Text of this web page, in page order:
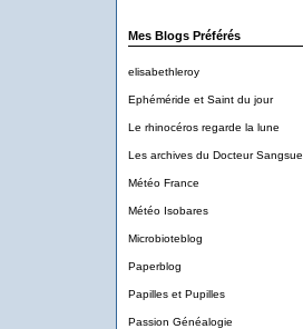
Mes Blogs Préférés
elisabethleroy
Ephéméride et Saint du jour
Le rhinocéros regarde la lune
Les archives du Docteur Sangsue
Météo France
Météo Isobares
Microbioteblog
Paperblog
Papilles et Pupilles
Passion Généalogie